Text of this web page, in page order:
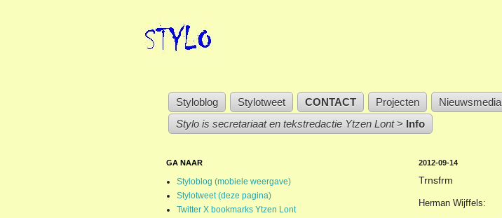
Styloblog Stylotweet CONTACT Projecten
Nieuwsmedia
Stylo is secretariaat en tekstredactie Ytzen Lont> Info
2012-09-14
Trnsfrm
Herman Wijffels:
GA NAAR
Styloblog (mobiele weergave)
Stylotweet (deze pagina)
Twitter X bookmarks Ytzen Lont